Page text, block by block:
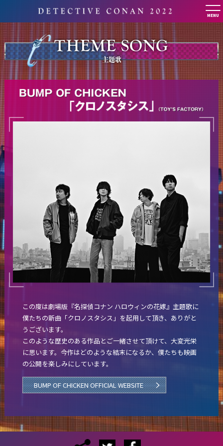
MENU
THEME SONG
主題歌
この度は劇場版『名探偵コナン ハロウィンの花嫁』主題歌に
僕たちの新曲「クロノスタシス」を起用して頂き、ありがと
うございます。
このような歴史のある作品とご一緒させて頂けて、大変光栄
に思います。今作はどのような結末になるか、僕たちも映画
の公開を楽しみにしています。
BUMP OF CHICKEN OFFICIAL WEBSITE